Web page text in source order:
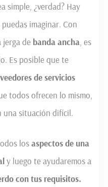
simple, ¿verdad? Hay
imaginar. Con
de banda ancha , es
Es posible que te
de servicios
todos ofrecen lo mismo,
una situación difícil.
losaspectos de una
y luego te ayudaremos a
contus requisitos.